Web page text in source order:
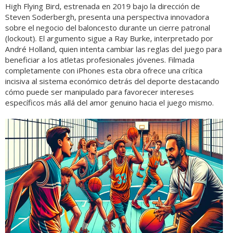
High Flying Bird, estrenada en 2019 bajo la dirección de
Steven Soderbergh, presenta una perspectiva innovadora
sobre el negocio del baloncesto durante un cierre patronal
(lockout). El argumento sigue a Ray Burke, interpretado por
André Holland, quien intenta cambiar las reglas del juego para
beneficiar a los atletas profesionales jóvenes. Filmada
completamente con iPhones esta obra ofrece una crítica
incisiva al sistema económico detrás del deporte destacando
cómo puede ser manipulado para favorecer intereses
específicos más allá del amor genuino hacia el juego mismo.